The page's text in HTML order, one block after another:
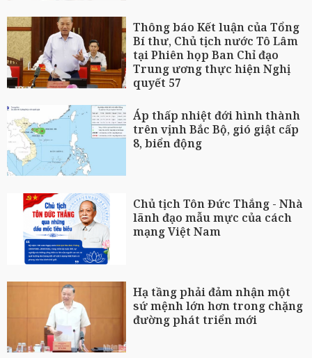
Thông báo Kết luận của Tổng
Bí thư, Chủ tịch nước Tô Lâm
tại Phiên họp Ban Chỉ đạo
Trung ương thực hiện Nghị
quyết 57
Áp thấp nhiệt đới hình thành
trên vịnh Bắc Bộ, gió giật cấp
8, biển động
Chủ tịch Tôn Đức Thắng - Nhà
lãnh đạo mẫu mực của cách
mạng Việt Nam
Hạ tầng phải đảm nhận một
sứ mệnh lớn hơn trong chặng
đường phát triển mới